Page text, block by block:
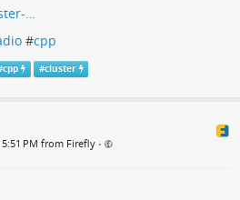
…
#cpp
cpp #cluster
5:51 PM from Firefly •